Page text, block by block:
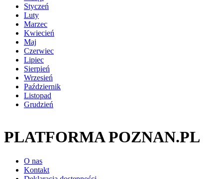
Styczeń
Luty
Marzec
Kwiecień
Maj
Czerwiec
Lipiec
Sierpień
Wrzesień
Październik
Listopad
Grudzień
PLATFORMA POZNAN.PL
O nas
Kontakt